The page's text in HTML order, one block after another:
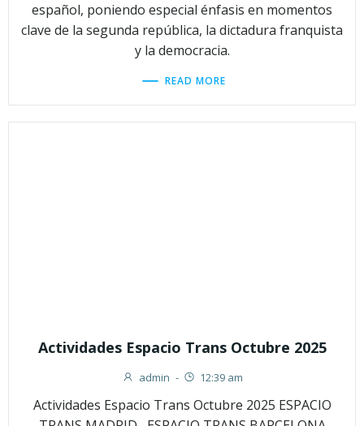
español, poniendo especial énfasis en momentos
clave de la segunda república, la dictadura franquista
y la democracia.
READ MORE
Actividades Espacio Trans Octubre 2025
admin - 12:39 am
Actividades Espacio Trans Octubre 2025 ESPACIO